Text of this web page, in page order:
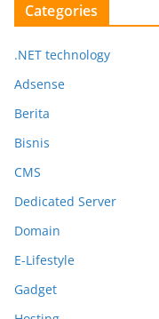
Categories
.NET technology
Adsense
Berita
Bisnis
CMS
Dedicated Server
Domain
E-Lifestyle
Gadget